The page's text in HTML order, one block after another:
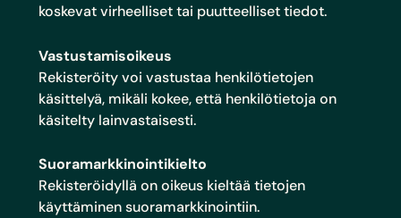
koskevat virheelliset tai puutteelliset tiedot.
Vastustamisoikeus
Rekisteröity voi vastustaa henkilötietojen
käsittelyä, mikäli kokee, että henkilötietoja on
käsitelty lainvastaisesti.
Suoramarkkinointikielto
Rekisteröidyllä on oikeus kieltää tietojen
käyttäminen suoramarkkinointiin.